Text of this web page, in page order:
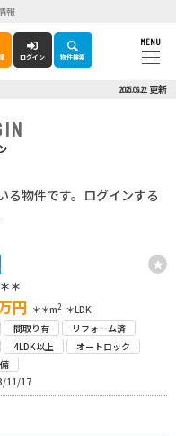
報
ログイン 物件検索
MENU
2025.09.22 更新
る物件です。ログインする
＊
円 ＊＊m2 ＊LDK
間取り有
リフォーム済
4LDK以上
オートロック
11/17